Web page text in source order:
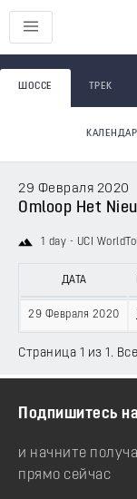
ШОССЕ ТРЕК
29 Февраля 2020
Omloop Het
1 day - UCI
ДАТА
29 Февраля 2020
Страница 1 из 1.
Подпишитесь
и начните
прямо сейчас